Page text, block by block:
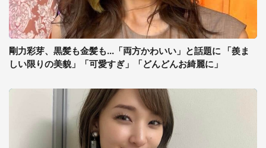
剛力彩芽、黒髪も金髪も...「両方かわいい」と話題に 「羨ま
しい限りの美貌」「可愛すぎ」「どんどんお綺麗に」